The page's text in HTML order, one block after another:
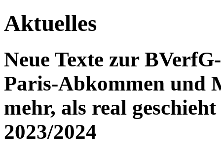
Aktuelles
Neue Texte zur
Paris-Abkommen und
mehr, als real
2023/2024